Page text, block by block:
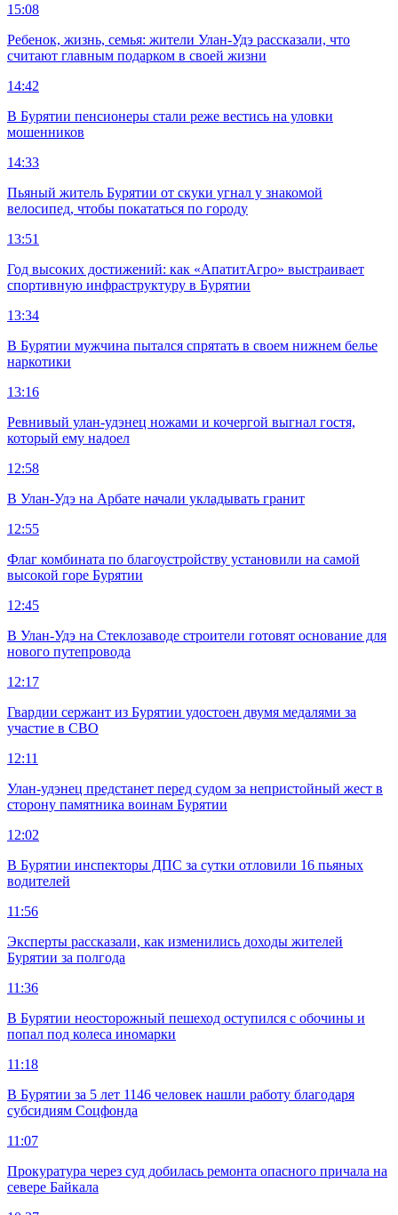
15:08
Ребенок, жизнь, семья: жители Улан-Удэ рассказали, что
считают главным подарком в своей жизни
14:42
В Бурятии пенсионеры стали реже вестись на уловки
мошенников
14:33
Пьяный житель Бурятии от скуки угнал у знакомой
велосипед, чтобы покататься по городу
13:51
Год высоких достижений: как «АпатитАгро» выстраивает
спортивную инфраструктуру в Бурятии
13:34
В Бурятии мужчина пытался спрятать в своем нижнем белье
наркотики
13:16
Ревнивый улан-удэнец ножами и кочергой выгнал гостя,
который ему надоел
12:58
В Улан-Удэ на Арбате начали укладывать гранит
12:55
Флаг комбината по благоустройству установили на самой
высокой горе Бурятии
12:45
В Улан-Удэ на Стеклозаводе строители готовят основание для
нового путепровода
12:17
Гвардии сержант из Бурятии удостоен двумя медалями за
участие в СВО
12:11
Улан-удэнец предстанет перед судом за непристойный жест в
сторону памятника воинам Бурятии
12:02
В Бурятии инспекторы ДПС за сутки отловили 16 пьяных
водителей
11:56
Эксперты рассказали, как изменились доходы жителей
Бурятии за полгода
11:36
В Бурятии неосторожный пешеход оступился с обочины и
попал под колеса иномарки
11:18
В Бурятии за 5 лет 1146 человек нашли работу благодаря
субсидиям Соцфонда
11:07
Прокуратура через суд добилась ремонта опасного причала на
севере Байкала